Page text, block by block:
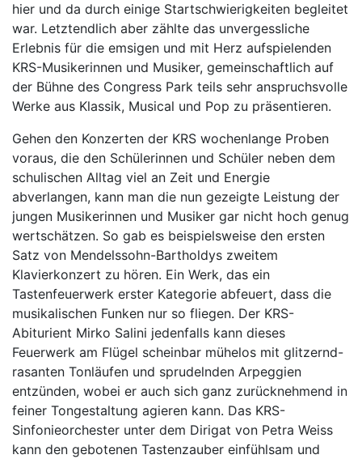
hier und da durch einige Startschwierigkeiten begleitet
war. Letztendlich aber zählte das unvergessliche
Erlebnis für die emsigen und mit Herz aufspielenden
KRS-Musikerinnen und Musiker, gemeinschaftlich auf
der Bühne des Congress Park teils sehr anspruchsvolle
Werke aus Klassik, Musical und Pop zu präsentieren.
Gehen den Konzerten der KRS wochenlange Proben
voraus, die den Schülerinnen und Schüler neben dem
schulischen Alltag viel an Zeit und Energie
abverlangen, kann man die nun gezeigte Leistung der
jungen Musikerinnen und Musiker gar nicht hoch genug
wertschätzen. So gab es beispielsweise den ersten
Satz von Mendelssohn-Bartholdys zweitem
Klavierkonzert zu hören. Ein Werk, das ein
Tastenfeuerwerk erster Kategorie abfeuert, dass die
musikalischen Funken nur so fliegen. Der KRS-
Abiturient Mirko Salini jedenfalls kann dieses
Feuerwerk am Flügel scheinbar mühelos mit glitzernd-
rasanten Tonläufen und sprudelnden Arpeggien
entzünden, wobei er auch sich ganz zurücknehmend in
feiner Tongestaltung agieren kann. Das KRS-
Sinfonieorchester unter dem Dirigat von Petra Weiss
kann den gebotenen Tastenzauber einfühlsam und